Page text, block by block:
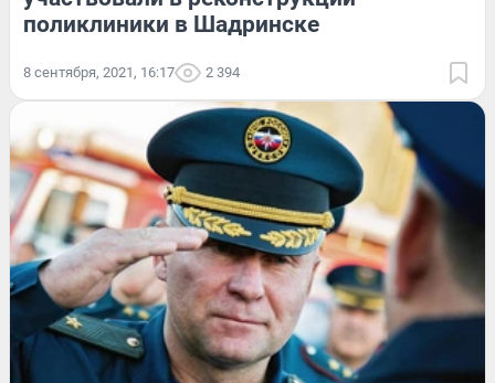
поликлиники в Шадринске
8 сентября, 2021, 16:17 2 394